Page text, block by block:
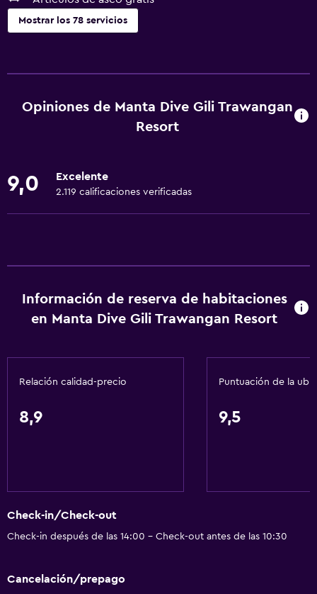
Mostrar los 78 servicios
Wifi gratis
Internet
Artículos de aseo gratis
Champú
Acondicionador
Minibar
Menús para dietas especiales (bajo petición)
Opiniones de Manta Dive Gili Trawangan
Resort
9,0 Excelente
2.119 calificaciones verificadas
Información de reserva de habitaciones
en Manta Dive Gili Trawangan Resort
Relación calidad-precio
8,9
Puntuación de la
9,5
Check-in/Check-out
Check-in después de las 14:00 - Check-out antes de las 10:30
Cancelación/prepago